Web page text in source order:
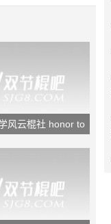
风云棍社 honor to